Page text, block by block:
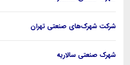
شرکت شهرک‌های صنعتی تهران
شهرک صنعتی سالاريه